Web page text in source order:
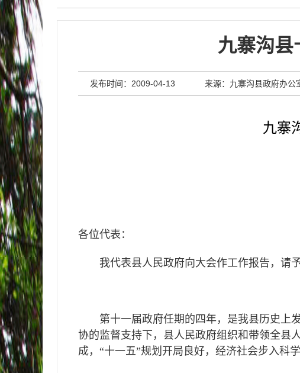
九寨沟县
发布时间：2009-04-13 来源：九寨沟县政府办公
九寨
各位代表：
我代表县人民政府向大会作工作报告，请
第十一届政府任期的四年，是我县历史上
协的监督支持下，县人民政府组织和带领全县
成，“十一五”规划开局良好，经济社会步入科学